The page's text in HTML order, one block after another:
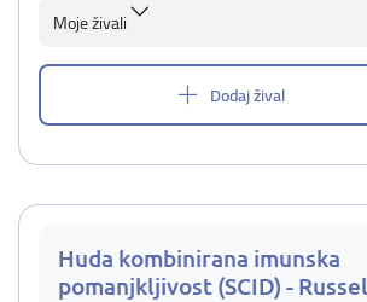
Moje živali
Dodaj žival
Huda kombinirana imunska
pomanjkljivost (SCID) -